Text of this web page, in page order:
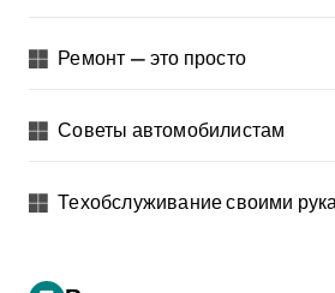
Ремонт — это просто
Советы автомобилистам
Техобслуживание своими